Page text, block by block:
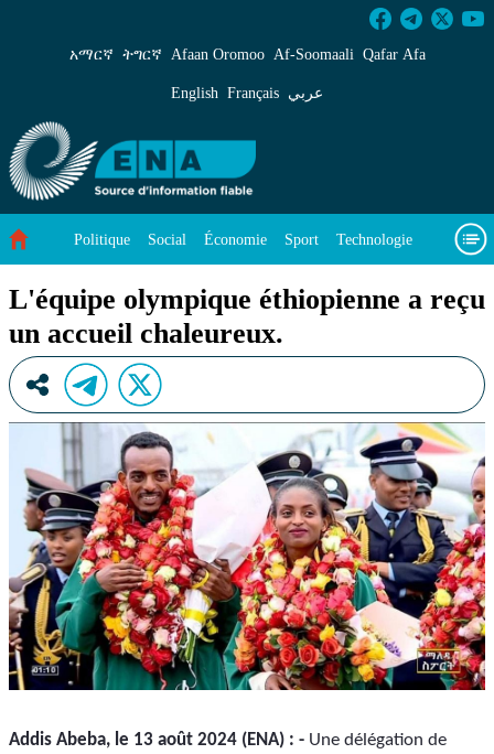
L&#39;équipe olympique éthiopienne a reçu
አማርኛ ትግርኛ Afaan Oromoo Af‑Soomaali Qafar Afa
English Français عربي
Politique Social Économie Sport Technologie
L'équipe olympique éthiopienne a reçu
un accueil chaleureux.
Addis Abeba, le 13 août 2024 (ENA) : - Une délégation de